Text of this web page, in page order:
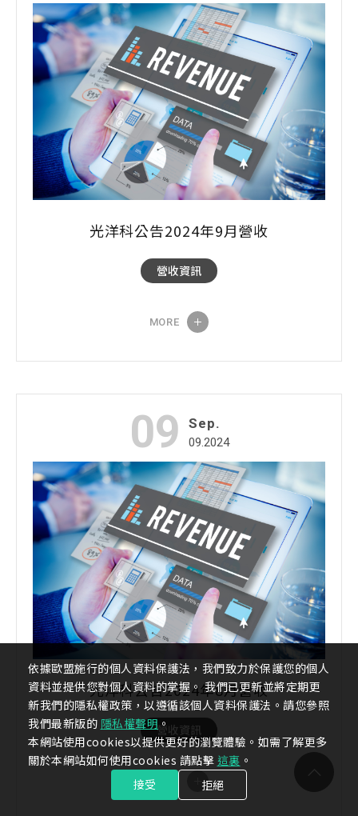
光洋科公告2024年9月營收
營收資訊
MORE
09 Sep.
09.2024
光洋科公告2024年8月營收
營收資訊
MORE
依據歐盟施行的個人資料保護法，我們致力於保護您的個人
資料並提供您對個人資料的掌握。 我們已更新並將定期更
新我們的隱私權政策，以遵循該個人資料保護法。請您參照
我們最新版的 隱私權聲明。
本網站使用cookies以提供更好的瀏覽體驗。如需了解更多
關於本網站如何使用cookies 請點擊 這裏 。
接受
拒絕